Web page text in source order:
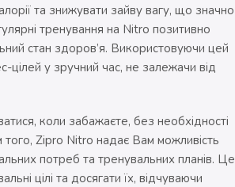
та знижувати зайву вагу, що значно
тренування на Nitro позитивно
стан здоров’я. Використовуючи цей
у зручний час, не залежачи від
коли забажаєте, без необхідності
Zipro Nitro надає Вам можливість
потреб та тренувальних планів. Це
цілі та досягати їх, відчуваючи